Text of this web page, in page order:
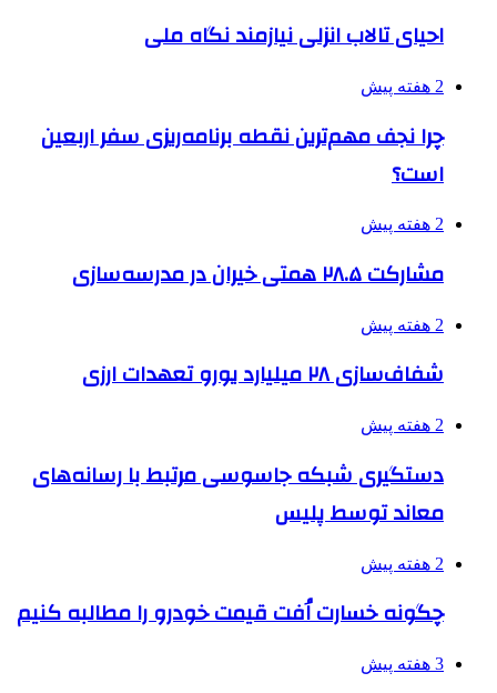
احیای تالاب انزلی نیازمند نگاه ملی
2 هفته پیش
چرا نجف مهم‌ترین نقطه برنامه‌ریزی سفر اربعین
است؟
2 هفته پیش
مشارکت ۲۸.۵ همتی خیران در مدرسه‌سازی
2 هفته پیش
شفاف‌سازی ۲۸ میلیارد یورو تعهدات ارزی
2 هفته پیش
دستگیری شبکه جاسوسی مرتبط با رسانه‌های
معاند توسط پلیس
2 هفته پیش
چگونه خسارت اُفت قیمت خودرو را مطالبه کنیم
3 هفته پیش